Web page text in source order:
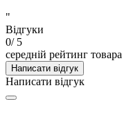
"
Відгуки
0/ 5
середній рейтинг товара
Написати відгук
Написати відгук